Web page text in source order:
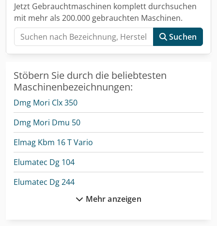
Jetzt Gebrauchtmaschinen komplett durchsuchen
mit mehr als 200.000 gebrauchten Maschinen.
Suchen
Stöbern Sie durch die beliebtesten
Maschinenbezeichnungen:
Dmg Mori Clx 350
Dmg Mori Dmu 50
Elmag Kbm 16 T Vario
Elumatec Dg 104
Elumatec Dg 244
Mehr anzeigen